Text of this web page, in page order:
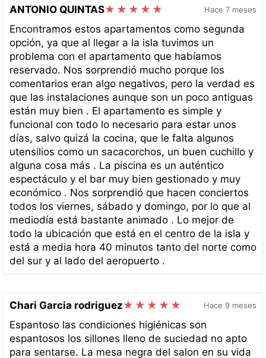
ANTONIO QUINTAS Hace 7 meses
Encontramos estos apartamentos como segunda
opción, ya que al llegar a la isla tuvimos un
problema con el apartamento que habíamos
reservado. Nos sorprendió mucho porque los
comentarios eran algo negativos, pero la verdad es
que las instalaciones aunque son un poco antiguas
están muy bien . El apartamento es simple y
funcional con todo lo necesario para estar unos
días, salvo quizá la cocina, que le falta algunos
utensilios como un sacacorchos, un buen cuchillo y
alguna cosa más . La piscina es un auténtico
espectáculo y el bar muy bien gestionado y muy
económico . Nos sorprendió que hacen conciertos
todos los viernes, sábado y domingo, por lo que al
mediodía está bastante animado . Lo mejor de
todo la ubicación que está en el centro de la isla y
está a media hora 40 minutos tanto del norte como
del sur y al lado del aeropuerto .
Chari Garcia rodriguez Hace 9 meses
Espantoso las condiciones higiénicas son
espantosos los sillones lleno de suciedad no apto
para sentarse. La mesa negra del salon en su vida